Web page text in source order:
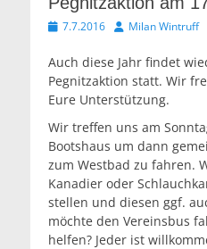
Veröffentlicht
7.7.2016 AutorMilan Wintruff
Auch diese Jahr findet
Pegnitzaktion statt. Wir
Eure Unterstützung.
Wir treffen uns am
Bootshaus um dann
zum Westbad zu fahren.
Kanadier oder
stellen und diesen ggf.
möchte den Vereinsbus
helfen? Jeder ist